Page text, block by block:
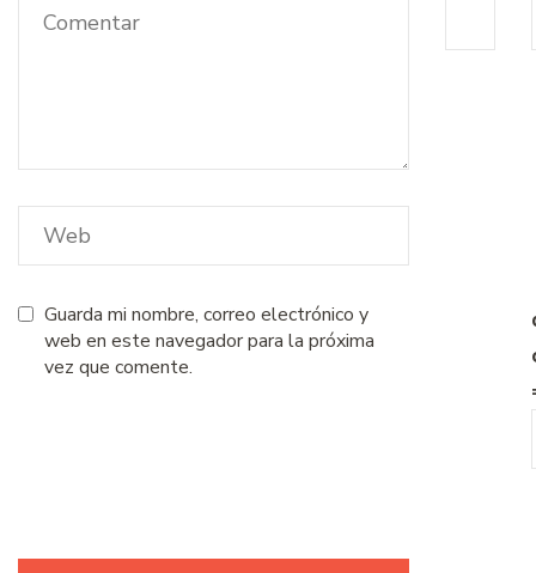
Guarda mi nombre, correo electrónico y
web en este navegador para la próxima
vez que comente.